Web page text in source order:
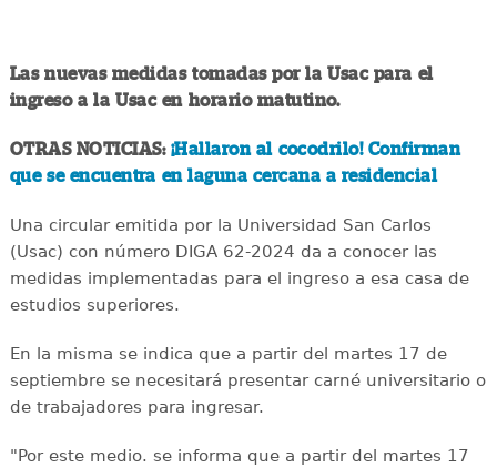
Las nuevas medidas tomadas por la Usac para el
ingreso a la Usac en horario matutino.
OTRAS NOTICIAS: ¡Hallaron al cocodrilo! Confirman
que se encuentra en laguna cercana a residencial
Una circular emitida por la Universidad San Carlos
(Usac) con número DIGA 62-2024 da a conocer las
medidas implementadas para el ingreso a esa casa de
estudios superiores.
En la misma se indica que a partir del martes 17 de
septiembre se necesitará presentar carné universitario o
de trabajadores para ingresar.
"Por este medio. se informa que a partir del martes 17